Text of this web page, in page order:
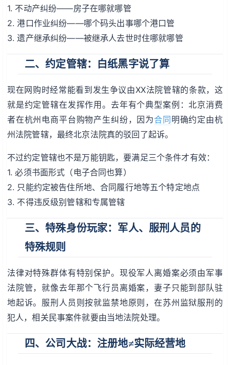
1. 不动产纠纷——房子在哪就哪管
2. 港口作业纠纷——哪个码头出事哪个港口管
3. 遗产继承纠纷——被继承人去世时住哪就哪管
二、约定管辖：白纸黑字说了算
现在网购时经常能看到发生争议由XX法院管辖的条款，这
就是约定管辖在发挥作用。去年有个典型案例：北京消费
者在杭州电商平台购物产生纠纷，因为合同 明确约定由杭
州法院管辖，最终北京法院真的驳回了起诉。
不过约定管辖也不是万能钥匙，要满足三个条件才有效：
1. 必须书面形式（电子合同也算）
2. 只能约定被告住所地、合同履行地等五个特定地点
3. 不得违反级别管辖和专属管辖
三、特殊身份玩家：军人、服刑人员的
特殊规则
法律对特殊群体有特别保护。现役军人离婚案必须由军事
法院管，就像去年那个飞行员离婚案，妻子只能到部队驻
地起诉。服刑人员则按就监禁地原则，在苏州监狱服刑的
犯人，相关民事案件就要由当地法院处理。
四、公司大战：注册地≠实际经营地